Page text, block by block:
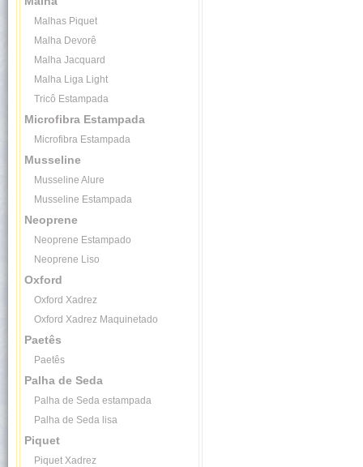
Malhas Piquet
Malha Devorê
Malha Jacquard
Malha Liga Light
Tricô Estampada
Microfibra Estampada
Microfibra Estampada
Musseline
Musseline Alure
Musseline Estampada
Neoprene
Neoprene Estampado
Neoprene Liso
Oxford
Oxford Xadrez
Oxford Xadrez Maquinetado
Paetês
Paetês
Palha de Seda
Palha de Seda estampada
Palha de Seda lisa
Piquet
Piquet Xadrez